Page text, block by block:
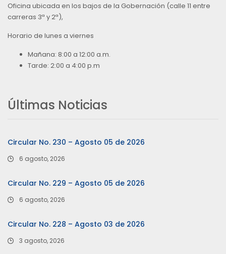
Oficina ubicada en los bajos de la Gobernación (calle 11 entre
carreras 3ª y 2ª),
Horario de lunes a viernes
Mañana: 8:00 a 12:00 a.m.
Tarde: 2:00 a 4:00 p.m
Últimas Noticias
Circular No. 230 – Agosto 05 de 2026
6 agosto, 2026
Circular No. 229 – Agosto 05 de 2026
6 agosto, 2026
Circular No. 228 – Agosto 03 de 2026
3 agosto, 2026